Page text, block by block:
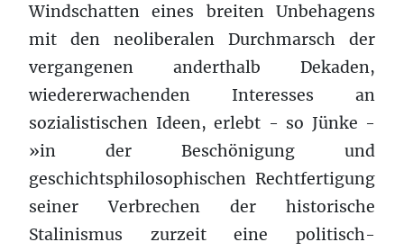
Windschatten eines breiten Unbehagens
mit den neoliberalen Durchmarsch der
vergangenen anderthalb Dekaden,
wiedererwachenden Interesses an
sozialistischen Ideen, erlebt - so Jünke -
»in der Beschönigung und
geschichtsphilosophischen Rechtfertigung
seiner Verbrechen der historische
Stalinismus zurzeit eine politisch-